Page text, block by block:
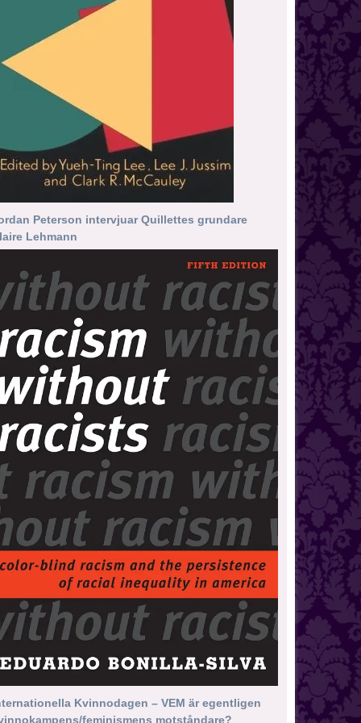
Peterson intervjuar Quillettes grundare
Lehmann
Kvinnodagen – VEM är egentligen
feminismens motståndare?